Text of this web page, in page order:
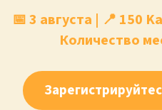
📅 3 августа | 📍 150
Количество